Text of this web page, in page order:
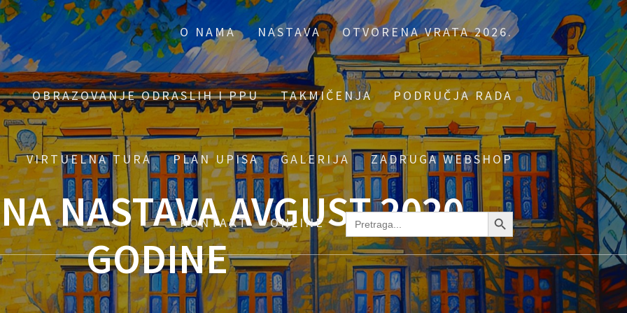
O NAMA NASTAVA OTVORENA VRATA 2026.
OBRAZOVANJE ODRASLIH I PPU TAKMIČENJA PODRUČJA RADA
VIRTUELNA TURA PLAN UPISA GALERIJA ZADRUGA WEBSHOP
KONTAKT ONLINE Search
for:
Search Button
NASTAVA AVGUST 2020.
GODINE